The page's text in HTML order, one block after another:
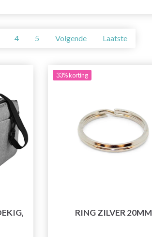
4 5 Volgende Laatste
33% korting
RING ZILVER 20MM